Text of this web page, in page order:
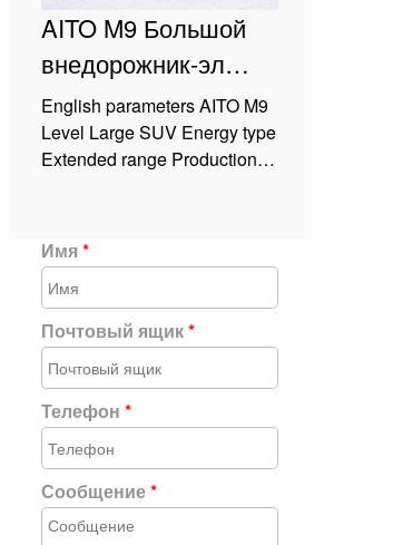
AITO M9 Большой
внедорожник-эл…
English parameters AITO M9
Level Large SUV Energy type
Extended range Production…
Имя*
Почтовый ящик*
Телефон*
Сообщение*